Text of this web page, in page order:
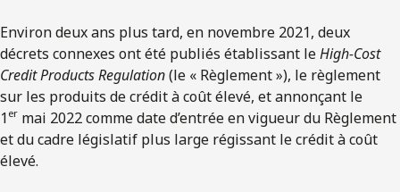
Environ deux ans plus tard, en novembre 2021, deux
décrets connexes ont été publiés établissant leHigh-Cost
Credit Products Regulation(le « Règlement »), le règlement
sur les produits de crédit à coût élevé, et annonçant le
1 er mai 2022 comme date d’entrée en vigueur du Règlement
et du cadre législatif plus large régissant le crédit à coût
élevé.